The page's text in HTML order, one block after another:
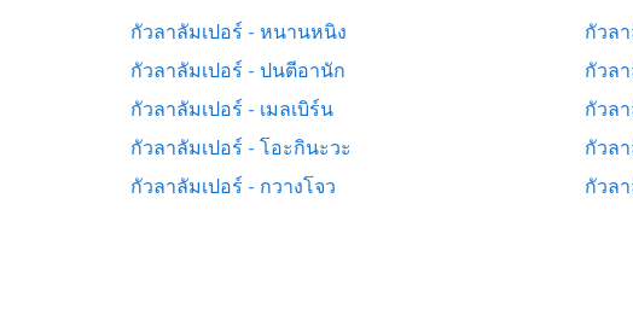
กัวลาลัมเปอร์ - หนานหนิง กัวล
กัวลาลัมเปอร์ - ปนตีอานัก
กัวล
กัวลาลัมเปอร์ - เมลเบิร์น
กัวล
กัวลาลัมเปอร์ - โอะกินะวะ
กัวล
กัวลาลัมเปอร์ - กวางโจว
กัวล